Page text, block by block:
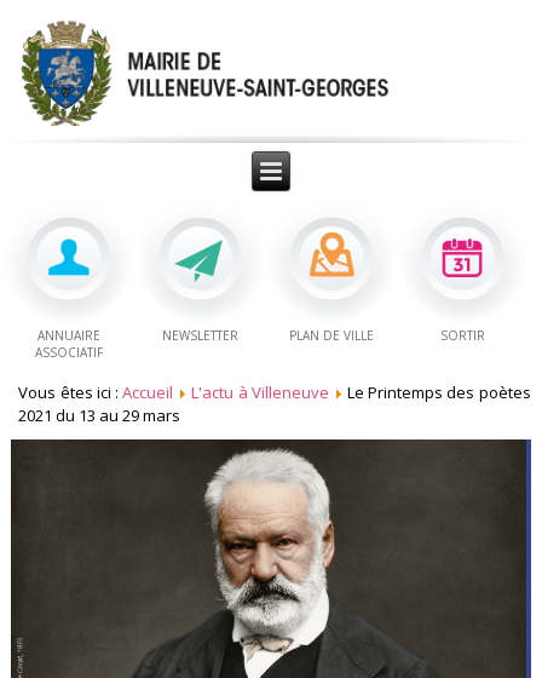
ANNUAIRE
ASSOCIATIF
NEWSLETTER PLAN DE VILLE SORTIR
Vous êtes ici :Accueil L'actu à Villeneuve
Le Printemps des poètes
2021 du 13 au 29 mars